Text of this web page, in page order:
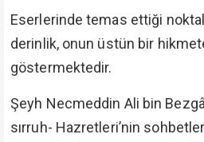
Eserlerinde temas ettiği
derinlik, onun üstün bir
göstermektedir.
Şeyh Necmeddin Ali bin
sırruh- Hazretleri’nin